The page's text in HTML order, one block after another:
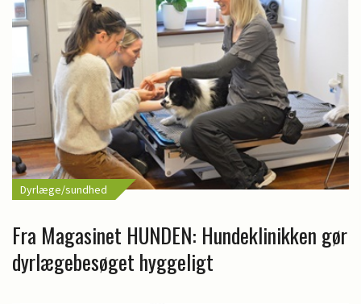
Dyrlæge/sundhed
Fra Magasinet HUNDEN: Hundeklinikken gør
dyrlægebesøget hyggeligt